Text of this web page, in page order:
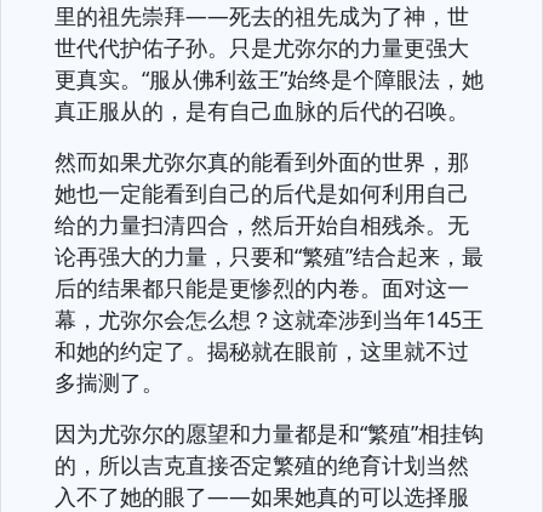
里的祖先崇拜——死去的祖先成为了神，世
世代代护佑子孙。只是尤弥尔的力量更强大
更真实。“服从佛利兹王”始终是个障眼法，她
真正服从的，是有自己血脉的后代的召唤。
然而如果尤弥尔真的能看到外面的世界，那
她也一定能看到自己的后代是如何利用自己
给的力量扫清四合，然后开始自相残杀。无
论再强大的力量，只要和“繁殖”结合起来，最
后的结果都只能是更惨烈的内卷。面对这一
幕，尤弥尔会怎么想？这就牵涉到当年145王
和她的约定了。揭秘就在眼前，这里就不过
多揣测了。
因为尤弥尔的愿望和力量都是和“繁殖”相挂钩
的，所以吉克直接否定繁殖的绝育计划当然
入不了她的眼了——如果她真的可以选择服